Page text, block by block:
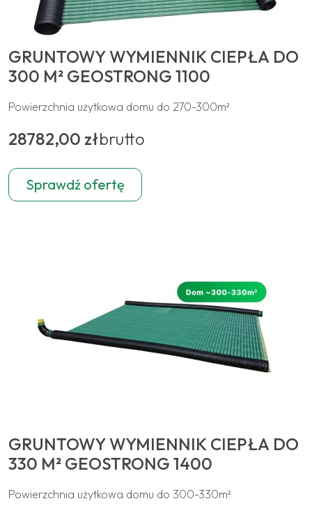
GRUNTOWY WYMIENNIK CIEPŁA DO
300 M² GEOSTRONG 1100
Powierzchnia użytkowa domu do 270-300m²
28782,00 złbrutto
Sprawdź ofertę
GRUNTOWY WYMIENNIK CIEPŁA DO
330 M² GEOSTRONG 1400
Powierzchnia użytkowa domu do 300-330m²